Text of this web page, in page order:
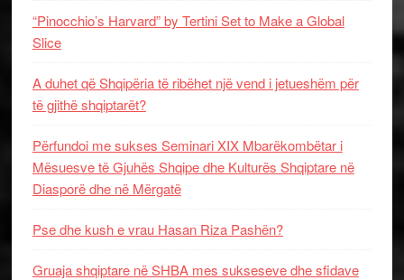
“Pinocchio’s Harvard” by Tertini Set to Make a Global
Slice
A duhet që Shqipëria të ribëhet një vend i jetueshëm për
të gjithë shqiptarët?
Përfundoi me sukses Seminari XIX Mbarëkombëtar i
Mësuesve të Gjuhës Shqipe dhe Kulturës Shqiptare në
Diasporë dhe në Mërgatë
Pse dhe kush e vrau Hasan Riza Pashën?
Gruaja shqiptare në SHBA mes sukseseve dhe sfidave